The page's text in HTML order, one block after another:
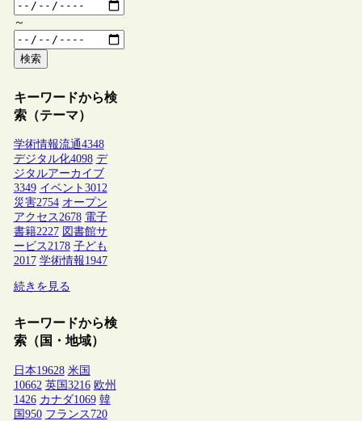
～
検索
キーワードから検
索（テーマ）
学術情報流通4348
デジタル化4098 デ
ジタルアーカイブ
3349 イベント 3012
災害2754 オープン
アクセス2678 電子
書籍2227 図書館サ
ービス2178 子ども
2017 学術情報1947
続きを見る
キーワードから検
索（国・地域）
日本19628 米国
10662 英国 3216 欧州
1426 カナダ1069 韓
国 950 フランス 720